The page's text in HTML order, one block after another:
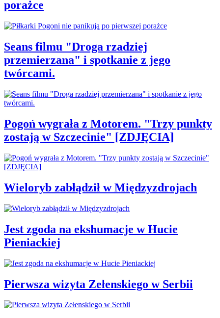
porażce
Seans filmu "Droga rzadziej
przemierzana" i spotkanie z jego
twórcami.
Pogoń wygrała z Motorem. "Trzy punkty
zostają w Szczecinie" [ZDJĘCIA]
Wieloryb zabłądził w Międzyzdrojach
Jest zgoda na ekshumacje w Hucie
Pieniackiej
Pierwsza wizyta Zełenskiego w Serbii